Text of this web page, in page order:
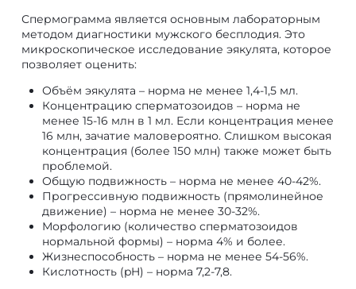
Спермограмма является основным лабораторным
методом диагностики мужского бесплодия. Это
микроскопическое исследование эякулята, которое
позволяет оценить:
Объём эякулята – норма не менее 1,4-1,5 мл.
Концентрацию сперматозоидов – норма не
менее 15-16 млн в 1 мл. Если концентрация менее
16 млн, зачатие маловероятно. Слишком высокая
концентрация (более 150 млн) также может быть
проблемой.
Общую подвижность – норма не менее 40-42%.
Прогрессивную подвижность (прямолинейное
движение) – норма не менее 30-32%.
Морфологию (количество сперматозоидов
нормальной формы) – норма 4% и более.
Жизнеспособность – норма не менее 54-56%.
Кислотность (pH) – норма 7,2-7,8.